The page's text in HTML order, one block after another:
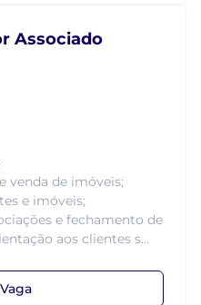
Associado
venda de imóveis;
e imóveis;
e fechamento de
aos clientes s...